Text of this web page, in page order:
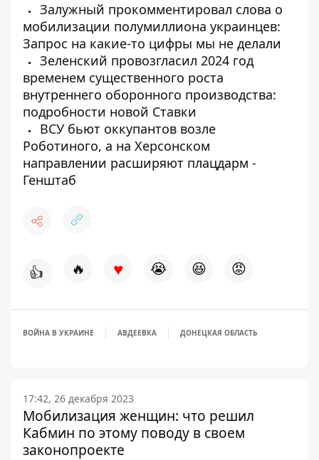
Залужный прокомментировал слова о
мобилизации полумиллиона украинцев:
Запрос на какие-то цифры мы не делали
Зеленский провозгласил 2024 год
временем существенного роста
внутреннего оборонного производства:
подробности новой Ставки
ВСУ бьют оккупантов возле
Роботиного, а на Херсонском
направлении расширяют плацдарм -
Генштаб
👍 🔥 ♥ 😭 😆 😡
ВОЙНА В УКРАИНЕ АВДЕЕВКА ДОНЕЦКАЯ ОБЛАСТЬ
17:42, 26 декабря 2023
Мобилизация женщин: что решил
Кабмин по этому поводу в своем
законопроекте